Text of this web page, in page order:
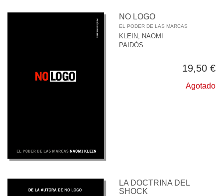
NO LOGO
EL PODER DE LAS MARCAS
KLEIN, NAOMI
PAIDÓS
19,50 €
Agotado
LA DOCTRINA DEL
SHOCK